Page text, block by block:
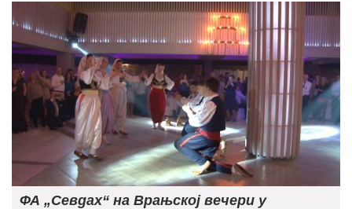
ФА „Севдах“ на Врањској вечери у